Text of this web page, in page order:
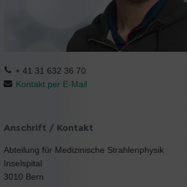
+ 41 31 632 36 70
Kontakt per E-Mail
Anschrift / Kontakt
Abteilung für Medizinische Strahlenphysik
Inselspital
3010 Bern